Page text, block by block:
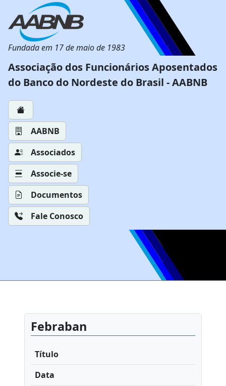
Fundada em 17 de maio de 1983
Associação dos Funcionários Aposentados
do Banco do Nordeste do Brasil - AABNB
AABNB
Associados
Associe-se
Documentos
Fale Conosco
Febraban
Título
Data